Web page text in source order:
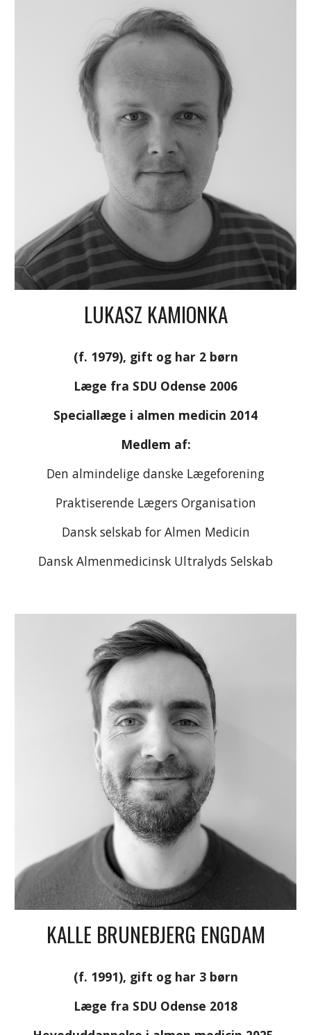
LUKASZ KAMIONKA
(f. 1979), gift og har 2 børn
Læge fra SDU Odense 2006
Speciallæge i almen medicin 2014
Medlem af:
Den almindelige danske Lægeforening
Praktiserende Lægers Organisation
Dansk selskab for Almen Medicin
Dansk Almenmedicinsk Ultralyds Selskab
KALLE BRUNEBJERG ENGDAM
(f. 1991), gift og har 3 børn
Læge fra SDU Odense 2018